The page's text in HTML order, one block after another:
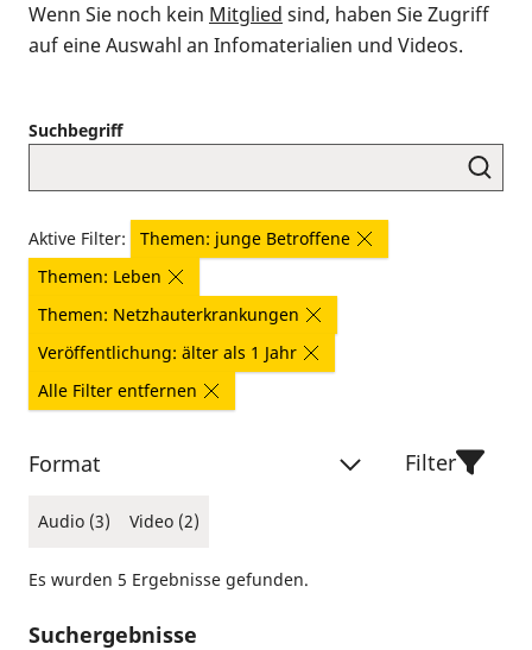
Wenn Sie noch kein Mitglied sind, haben Sie Zugriff
auf eine Auswahl an Infomaterialien und Videos.
Suchbegriff
Aktive Filter:
Themen: junge Betroffene
Themen: Leben
Themen: Netzhauterkrankungen
Veröffentlichung: älter als 1 Jahr
Alle Filter entfernen
Format
Audio (3) Video (2)
Filter
Es wurden 5 Ergebnisse gefunden.
Suchergebnisse